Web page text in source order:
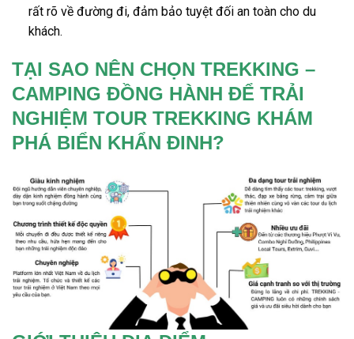
rất rõ về đường đi, đảm bảo tuyệt đối an toàn cho du
khách.
TẠI SAO NÊN CHỌN TREKKING –
CAMPING ĐỒNG HÀNH ĐỂ TRẢI
NGHIỆM TOUR TREKKING KHÁM
PHÁ BIỂN KHẨN ĐINH?